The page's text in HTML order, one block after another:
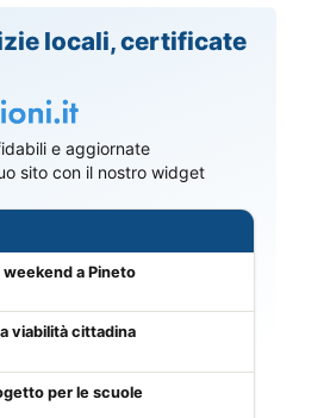
locali, certificate
e aggiornate
sito con il nostro widget
a Pineto
viabilità cittadina
per le scuole